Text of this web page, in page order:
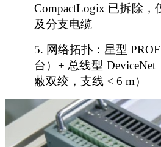
CompactLogix 已拆除，
及分支电缆
5. 网络拓扑：星型
台）+ 总线型 DeviceNet
蔽双绞，支线 < 6 m）